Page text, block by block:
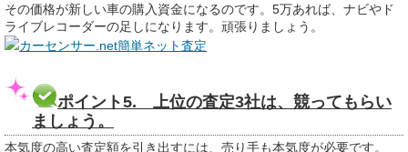
その価格が新しい車の購入資金になるのです。5万あれば、ナビやド
ライブレコーダーの足しになります。頑張りましょう。
カーセンサー.net簡単ネット査定
ポイント5. 上位の査定3社は、競ってもらい
ましょう。
本気度の高い査定額を引き出すには、売り手も本気度が必要です。